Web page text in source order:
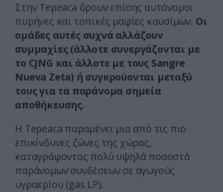
Στην Tepeaca δρουν επίσης αυτόνομοι
πυρήνες και τοπικές μαφίες καυσίμων. Οι
ομάδες αυτές συχνά αλλάζουν
συμμαχίες (άλλοτε συνεργάζονται με
το CJNG και άλλοτε με τους Sangre
Nueva Zeta) ή συγκρούονται μεταξύ
τους για τα παράνομα σημεία
αποθήκευσης.
Η Tepeaca παραμένει μια από τις πιο
επικίνδυνες ζώνες της χώρας,
καταγράφοντας πολύ υψηλά ποσοστά
παράνομων συνδέσεων σε αγωγούς
υγραερίου (gas LP).